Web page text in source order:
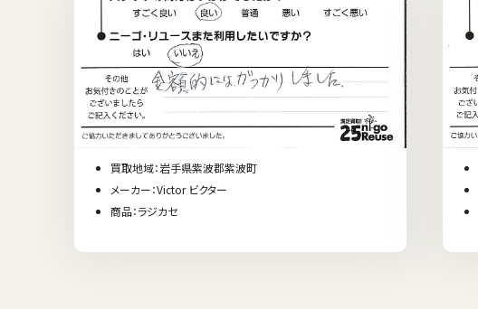
買取地域：岩手県紫波郡紫波町
メーカー：Victor ビクター
商品：ラジカセ